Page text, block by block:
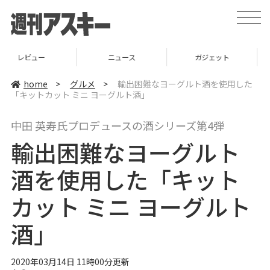
t
o
v
ニュース ガジェット ゲーム
home > グルメ >
輸出困難なヨーグルト酒を使用した
「キットカット ミニ ヨーグルト酒」
中田 英寿氏プロデュースの酒シリーズ第4弾
輸出困難なヨーグルト
酒を使用した「キット
カット ミニ ヨーグルト
酒」
2020年03月14日 11時00分更新